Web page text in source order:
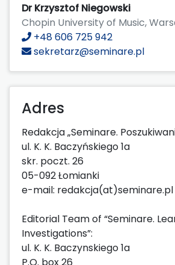
Dr Krzysztof Niegowski
Chopin University of Music,
+48 606 725 942
sekretarz@seminare.pl
Adres
Redakcja „Seminare.
ul. K. K. Baczyńskiego 1a
skr. poczt. 26
05-092 Łomianki
e-mail: redakcja(at)seminare.pl
Editorial Team of “Seminare.
Investigations”:
ul. K. K. Baczynskiego 1a